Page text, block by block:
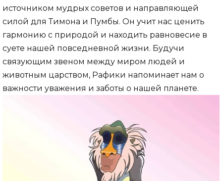
источником мудрых советов и направляющей
силой для Тимона и Пумбы. Он учит нас ценить
гармонию с природой и находить равновесие в
суете нашей повседневной жизни. Будучи
связующим звеном между миром людей и
животным царством, Рафики напоминает нам о
важности уважения и заботы о нашей планете.